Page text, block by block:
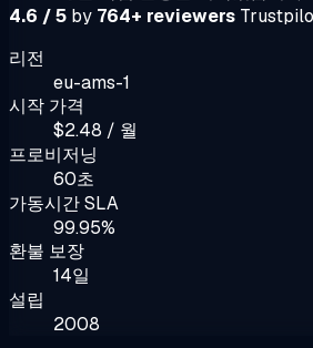
4.6 / 5 by 764+ reviewers
리전
eu-ams-1
시작 가격
$2.48 / 월
프로비저닝
60초
가동시간 SLA
99.95%
환불 보장
14일
설립
2008